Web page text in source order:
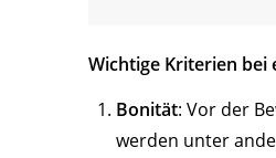
Wichtige Kriterien
Bonität: Vor der
werden unter